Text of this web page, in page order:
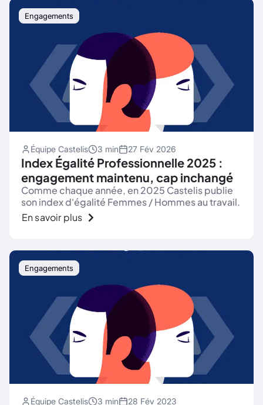
Engagements
Équipe Castelis 3 min 27 Fév 2026
Index Égalité Professionnelle 2025 :
engagement maintenu, cap inchangé
Comme chaque année, en 2025 Castelis publie
son index d'égalité Femmes / Hommes au travail.
En savoir plus
Engagements
Équipe Castelis 3 min 28 Fév 2023